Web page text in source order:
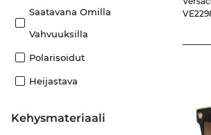
Saatavana Omilla
Vahvuuksilla
Polarisoidut
Heijastava
Kehysmateriaali